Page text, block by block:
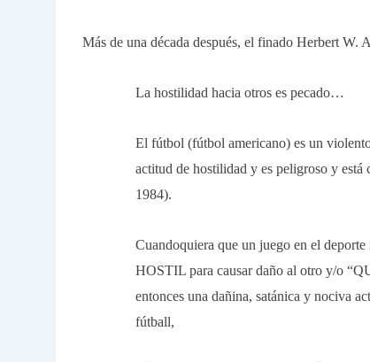
Más de una década después, el finado Herbert W.
La hostilidad hacia otros es pecado…
El fútbol (fútbol americano) es un
actitud de hostilidad y es peligroso y está
1984).
Cuandoquiera que un juego en el
HOSTIL para causar daño al otro y/o
entonces una dañina, satánica y nociva
fútball,